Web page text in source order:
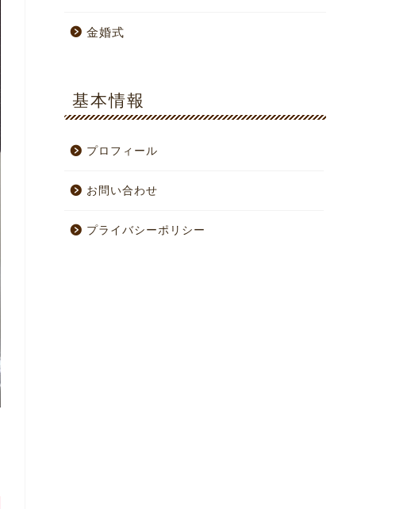
金婚式
基本情報
プロフィール
お問い合わせ
プライバシーポリシー